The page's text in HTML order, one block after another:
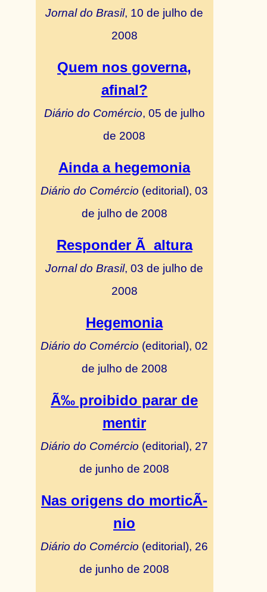
Jornal do Brasil, 10 de julho de
2008
Quem nos governa,
afinal?
Diário do Comércio, 05 de julho
de 2008
Ainda a hegemonia
Diário do Comércio (editorial), 03
de julho de 2008
Responder Ã altura
Jornal do Brasil, 03 de julho de
2008
Hegemonia
Diário do Comércio (editorial), 02
de julho de 2008
Ã‰ proibido parar de
mentir
Diário do Comércio (editorial), 27
de junho de 2008
Nas origens do morticÃ­
nio
Diário do Comércio (editorial), 26
de junho de 2008